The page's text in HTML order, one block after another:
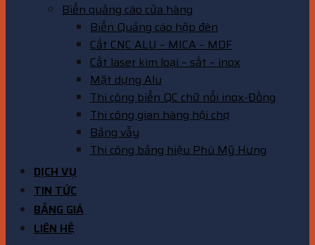
Biển quảng cáo cửa hàng
Biển Quảng cáo hộp đèn
Cắt CNC ALU – MICA – MDF
Cắt laser kim loại – sắt – inox
Mặt dựng Alu
Thi công biển QC chữ nổi inox-Đồng
Thi công gian hàng hội chợ
Bảng vẫy
Thi công bảng hiệu Phú Mỹ Hưng
DỊCH VỤ
TIN TỨC
BẢNG GIÁ
LIÊN HỆ